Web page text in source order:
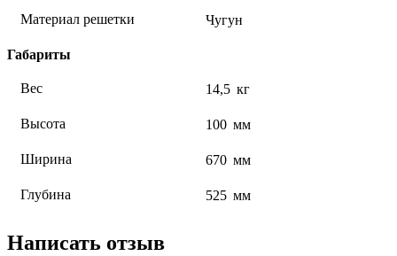
Материал решетки Чугун
Габариты
Вес 14,5 кг
Высота 100 мм
Ширина 670 мм
Глубина 525 мм
Написать отзыв